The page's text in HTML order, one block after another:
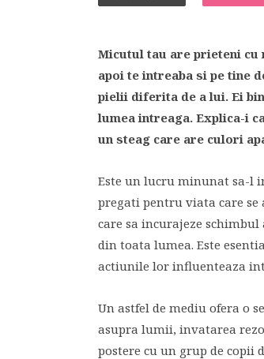
Micutul tau are prieteni cu
apoi te intreaba si pe tine
pielii diferita de a lui. Ei
lumea intreaga. Explica-i
un steag care are culori
Este un lucru minunat sa-l
pregati pentru viata care
care sa incurajeze
din toata lumea. Este
actiunile lor influenteaza
Un astfel de mediu ofera o
asupra lumii, invatarea
postere cu un grup de copii